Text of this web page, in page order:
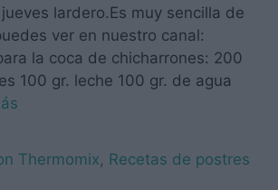
lardero.Es muy sencilla de
ver en nuestro canal:
la coca de chicharrones: 200
100 gr. leche 100 gr. de agua
Thermomix, Recetas de postres